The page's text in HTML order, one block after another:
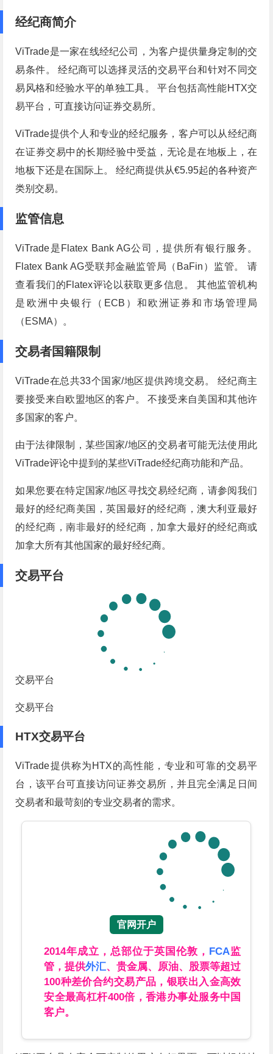
经纪商简介
ViTrade是一家在线经纪公司，为客户提供量身定制的交
易条件。 经纪商可以选择灵活的交易平台和针对不同交
易风格和经验水平的单独工具。 平台包括高性能HTX交
易平台，可直接访问证券交易所。
ViTrade提供个人和专业的经纪服务，客户可以从经纪商
在证券交易中的长期经验中受益，无论是在地板上，在
地板下还是在国际上。 经纪商提供从€5.95起的各种资产
类别交易。
监管信息
ViTrade是Flatex Bank AG公司，提供所有银行服务。
Flatex Bank AG受联邦金融监管局（BaFin）监管。 请
查看我们的Flatex评论以获取更多信息。 其他监管机构
是欧洲中央银行（ECB）和欧洲证券和市场管理局
（ESMA）。
交易者国籍限制
ViTrade在总共33个国家/地区提供跨境交易。 经纪商主
要接受来自欧盟地区的客户。 不接受来自美国和其他许
多国家的客户。
由于法律限制，某些国家/地区的交易者可能无法使用此
ViTrade评论中提到的某些ViTrade经纪商功能和产品。
如果您要在特定国家/地区寻找交易经纪商，请参阅我们
最好的经纪商美国，英国最好的经纪商，澳大利亚最好
的经纪商，南非最好的经纪商，加拿大最好的经纪商或
加拿大所有其他国家的最好经纪商。
交易平台
交易平台
交易平台
HTX交易平台
ViTrade提供称为HTX的高性能，专业和可靠的交易平
台，该平台可直接访问证券交易所，并且完全满足日间
交易者和最苛刻的专业交易者的需求。
官网开户
2014年成立，总部位于英国伦敦， FCA监
管，提供外汇、贵金属、原油、股票等超过
100种差价合约交易产品，银联出入金高效
安全最高杠杆400倍，香港办事处服务中国
客户。